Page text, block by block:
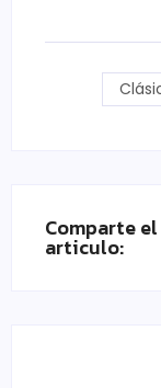
Comparte el
articulo: